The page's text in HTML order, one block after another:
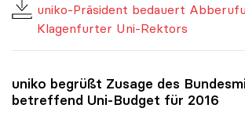
uniko-Präsident bedauert
Klagenfurter Uni-Rektors
uniko begrüßt Zusage des
betreffend Uni-Budget für 2016